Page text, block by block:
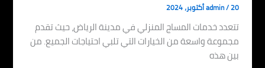
admin/20 أكتوبر، 2024
تتعدد خدمات المساج المنزلي في مدينة الرياض، حيث تقدم
مجموعة واسعة من الخيارات التي تلبي احتياجات الجميع. من
بين هذه